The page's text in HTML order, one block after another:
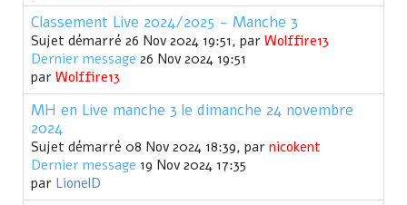
Classement Live 2024/2025 - Manche 3
Sujet démarré 26 Nov 2024 19:51, par Wolffire13
Dernier message 26 Nov 2024 19:51
par Wolffire13
MH en Live manche 3 le dimanche 24 novembre
2024
Sujet démarré 08 Nov 2024 18:39, par nicokent
Dernier message 19 Nov 2024 17:35
par LionelD